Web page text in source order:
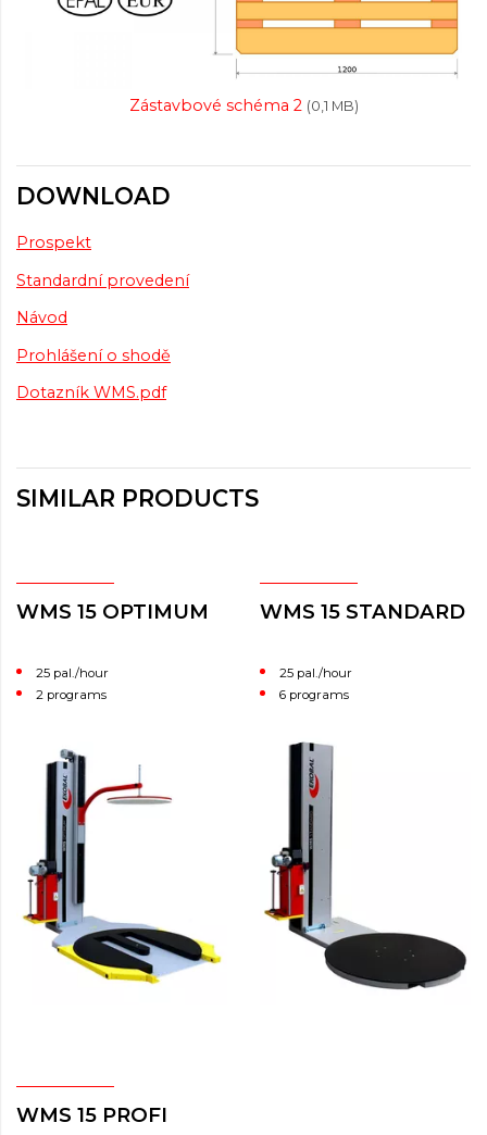
Zástavbové schéma 2 (0,1 MB)
DOWNLOAD
Prospekt
Standardní provedení
Návod
Prohlášení o shodě
Dotazník WMS.pdf
SIMILAR PRODUCTS
WMS 15 OPTIMUM
25 pal./hour
2 programs
WMS 15 STANDARD
25 pal./hour
6 programs
WMS 15 PROFI